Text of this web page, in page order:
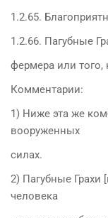
1.2.65.
1.2.66. Пагубные
фермера или того,
Комментарии:
1) Ниже эта же
вооруженных
силах.
2) Пагубные Грахи
человека